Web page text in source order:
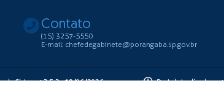
Contato
(15) 3257-5550
E-mail: chefedegabinete@porangaba.sp.gov.br
do Sistema:3.5.3 - 19/06/2026 Portal atualizado